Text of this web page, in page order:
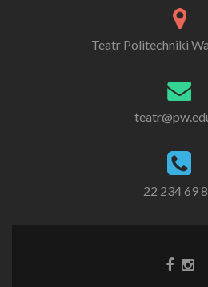
Teatr Politechniki
22 234 69